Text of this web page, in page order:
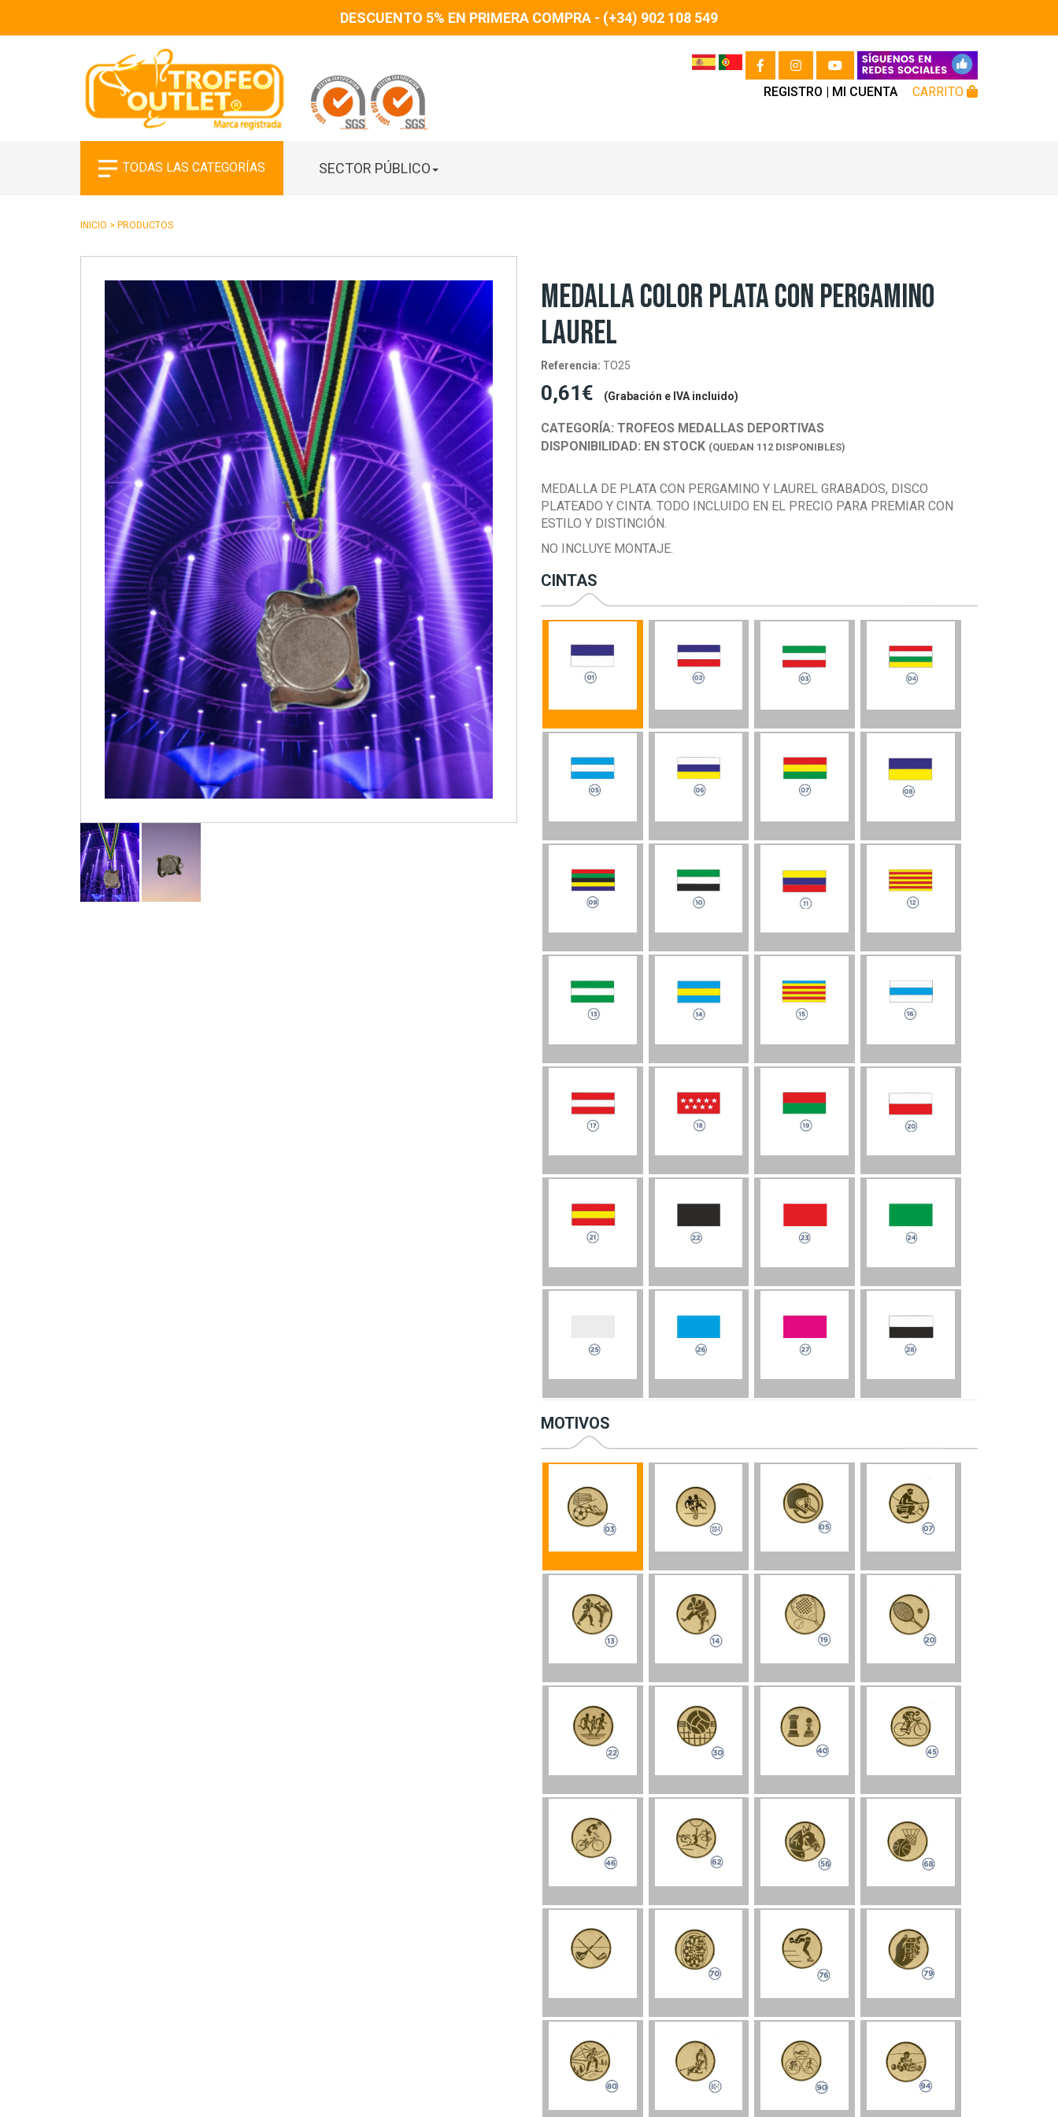
DESCUENTO 5% EN PRIMERA COMPRA - (+34) 902 108 549
REGISTRO | MI CUENTA CARRITO
TODAS LAS CATEGORÍAS SECTOR PÚBLICO
INICIO > PRODUCTOS
MEDALLA COLOR PLATA CON PERGAMINO
LAUREL
Referencia: TO25
0,61€ (Grabación e IVA incluido)
CATEGORÍA: TROFEOS MEDALLAS DEPORTIVAS
DISPONIBILIDAD: EN STOCK (QUEDAN 112 DISPONIBLES)
MEDALLA DE PLATA CON PERGAMINO Y LAUREL GRABADOS, DISCO
PLATEADO Y CINTA. TODO INCLUIDO EN EL PRECIO PARA PREMIAR CON
ESTILO Y DISTINCIÓN.
NO INCLUYE MONTAJE.
CINTAS
MOTIVOS